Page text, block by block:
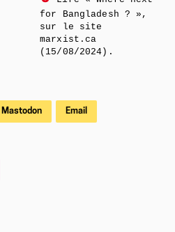
for Bangladesh ? »,
sur le site
marxist.ca
(15/08/2024).
Mastodon Email